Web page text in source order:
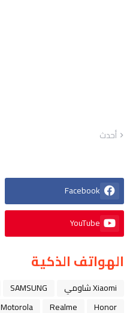
أحدث
Facebook
YouTube
الهواتف الذكية
Xiaomi شاومي SAMSUNG
Honor
Realme
Motorola